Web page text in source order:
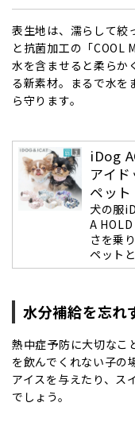
表生地は、濡らして絞
と抗菌加工の「COOL
水を含ませると柔らか
る新素材。まるで水を
ら守ります。
iDog
アイ
ペット
犬の服
A
さを乗
ペット
水分補給を忘れ
熱中症予防に大切なこ
を飲んでくれない子の
アイスを与えたり、ス
でしょう。